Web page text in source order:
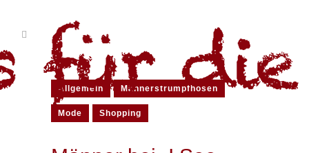
Allgemein Männerstrumpfhosen
Mode Shopping